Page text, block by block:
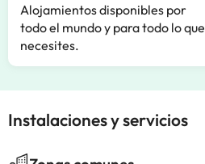
Alojamientos disponibles por
todo el mundo y para todo lo que
necesites.
Instalaciones y servicios